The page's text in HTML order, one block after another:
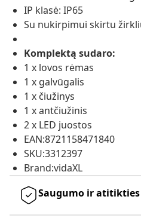
IP klasė: IP65
Su nukirpimui skirtu
Komplektą sudaro:
1 x lovos rėmas
1 x galvūgalis
1 x čiužinys
1 x antčiužinis
2 x LED juostos
EAN:8721158471840
SKU:3312397
Brand:vidaXL
Saugumo ir